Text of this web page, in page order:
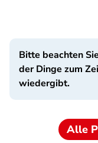
Bitte beachten
der Dinge zum
wiedergibt.
Alle